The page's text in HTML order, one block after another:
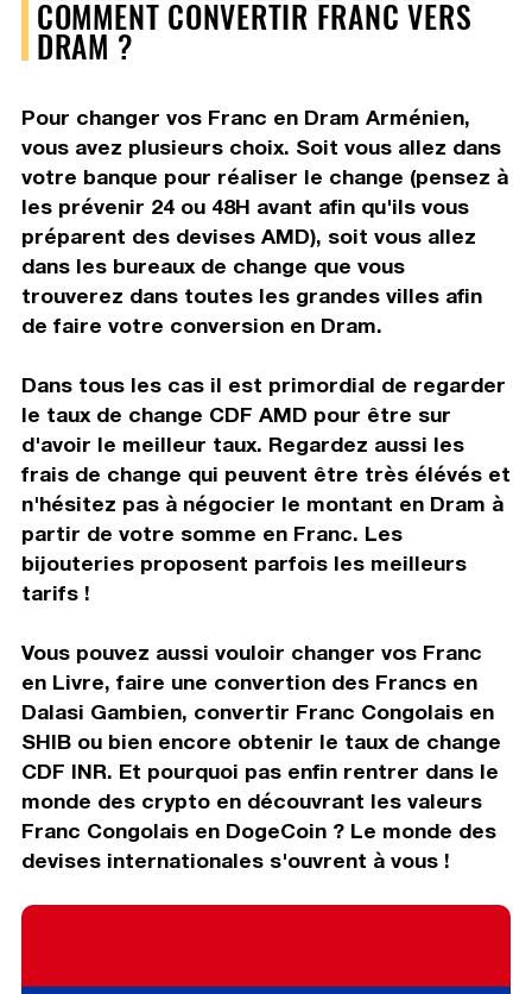
COMMENT CONVERTIR FRANC VERS
DRAM ?
Pour changer vos Franc en Dram Arménien,
vous avez plusieurs choix. Soit vous allez dans
votre banque pour réaliser le change (pensez à
les prévenir 24 ou 48H avant afin qu'ils vous
préparent des devises AMD), soit vous allez
dans les bureaux de change que vous
trouverez dans toutes les grandes villes afin
de faire votre conversion en Dram.
Dans tous les cas il est primordial de regarder
le taux de change CDF AMD pour être sur
d'avoir le meilleur taux. Regardez aussi les
frais de change qui peuvent être très élévés et
n'hésitez pas à négocier le montant en Dram à
partir de votre somme en Franc. Les
bijouteries proposent parfois les meilleurs
tarifs !
Vous pouvez aussi vouloir changer vos Franc
en Livre, faire une convertion des Francs en
Dalasi Gambien, convertir Franc Congolais en
SHIB ou bien encore obtenir le taux de change
CDF INR. Et pourquoi pas enfin rentrer dans le
monde des crypto en découvrant les valeurs
Franc Congolais en DogeCoin ? Le monde des
devises internationales s'ouvrent à vous !